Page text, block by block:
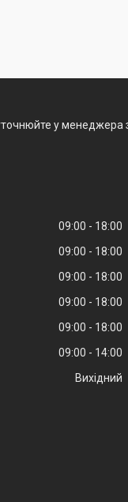
у
09:00
18:00
09:00
18:00
09:00
18:00
09:00
18:00
09:00
18:00
09:00
14:00
Вихідний